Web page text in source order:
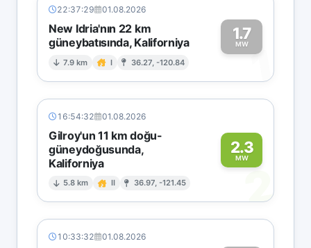
22:37:29 01.08.2026
New Idria'nın 22 km
güneybatısında, Kaliforniya
7.9 km I 36.27, -120.84
1.7
MW1
16:54:32 01.08.2026
Gilroy'un 11 km doğu-
güneydoğusunda,
Kaliforniya
5.8 km II 36.97, -121.45
2.3
MW
2
10:33:32 01.08.2026